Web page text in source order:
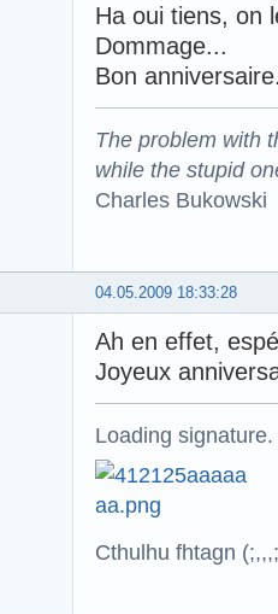
Ha oui tiens, on
Dommage...
Bon
The problem with
while the stupid
Charles Bukowski
04.05.2009 18:33:28
Ah en effet,
Joyeux
Loading signature.
Cthulhu fhtagn